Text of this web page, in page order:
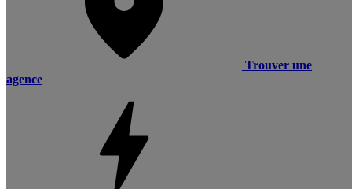
Trouver une
agence